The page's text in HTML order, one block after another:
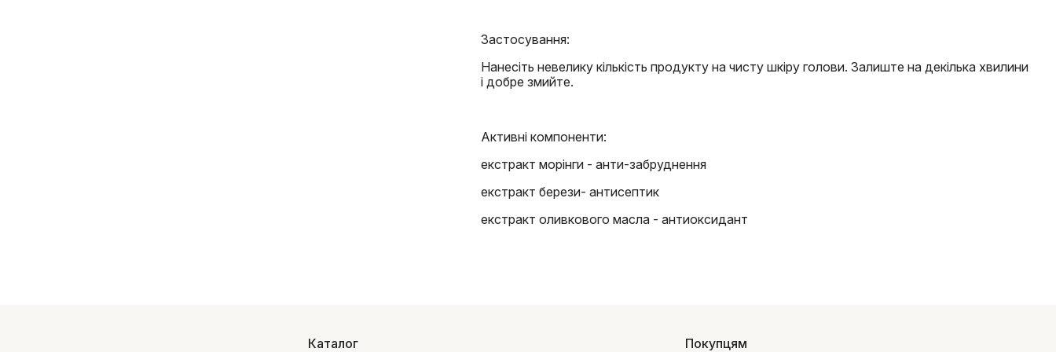
Застосування:
Нанесіть невелику кількість продукту на чисту шкіру голови. Залиште на декілька хвилини
і добре змийте.
Активні компоненти:
екстракт морінги - анти-забруднення
екстракт берези- антисептик
екстракт оливкового масла - антиоксидант
Каталог Покупцям